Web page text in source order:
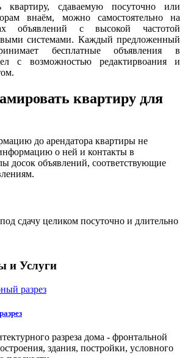
квартиру, сдаваемую посуточно или
внаём, можно самостоятельно на
объявлений с высокой частотой
системами. Каждый предложенный
бесплатные объявления в
с возможностью редактирвоания и
квартиру для
до арендатора квартиры не
о ней и контакты в
досок объявлений, соответствующие
сдачу целиком посуточно и длительно
и Услуги
разреза дома - фронтальной
здания, постройки, условного